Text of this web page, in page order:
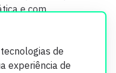
de
experiência de
e com